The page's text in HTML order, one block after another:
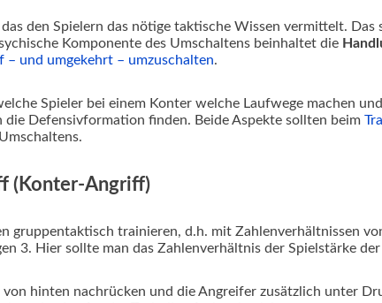
das den Spielern das nötige taktische Wissen vermittelt.
Komponente des Umschaltens beinhaltet die
und umgekehrt – umzuschalten.
Spieler bei einem Konter welche Laufwege machen
Defensivformation finden. Beide Aspekte sollten beim
(Konter-Angriff)
trainieren, d.h. mit Zahlenverhältnissen
3. Hier sollte man das Zahlenverhältnis der Spielstärke der
hinten nachrücken und die Angreifer zusätzlich unter